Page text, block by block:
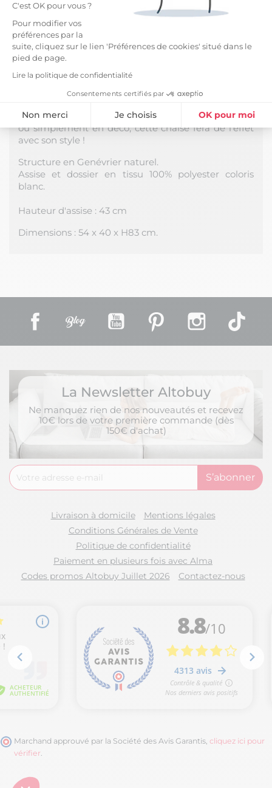
C'est OK pour vous ?
Pour modifier vos
préférences par la
suite, cliquez sur le lien 'Préférences de cookies' situé dans le
pied de page.
Lire la politique de confidentialité
Consentements certifiés par
Non merci Je choisis OK pour moi
Axeptio consent
Plateforme de Gestion du Consentement : Personnalisez vos
Notre plateforme vous permet d'adapter et de gérer vos
DESCRIPTION
Chaise de Directeur Blanche et Bois de la gamme
Shaw.
Originale, donnez un style "studio de cinéma" à
tous les amateurs de cinéma : En chaise d'appoint
ou simplement en déco, cette chaise fera de l'effet
avec son style !
Structure en Genévrier naturel.
Assise et dossier en tissu 100% polyester coloris
blanc.
Hauteur d'assise : 43 cm
Dimensions : 54 x 40 x H83 cm.
Facebook YouTube Pinterest Instagram
La Newsletter Altobuy
Ne manquez rien de nos nouveautés et recevez
10€ lors de votre première commande (dès
150€ d'achat)
Livraison à domicile
Mentions légales
Conditions Générales de Vente
Politique de confidentialité
Paiement en plusieurs fois avec Alma
Codes promos Altobuy Juillet 2026
Contactez-nous
Marchand approuvé par la Société des Avis Garantis, cliquez ici pour
vérifier